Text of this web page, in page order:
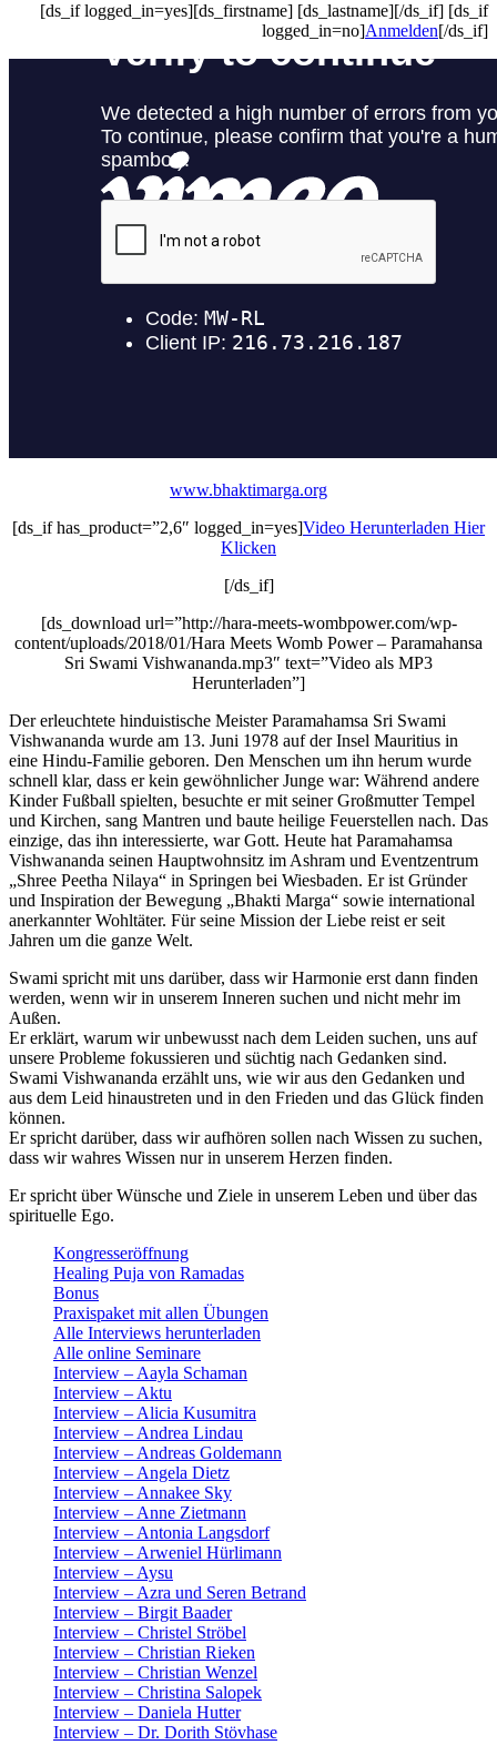
[ds_if logged_in=yes][ds_firstname] [ds_lastname][/ds_if] [ds_if
logged_in=no]Anmelden[/ds_if]
www.bhaktimarga.org
[ds_if has_product=”2,6″ logged_in=yes]Video Herunterladen Hier
Klicken
[/ds_if]
[ds_download url=”http://hara-meets-wombpower.com/wp-
content/uploads/2018/01/Hara Meets Womb Power – Paramahansa
Sri Swami Vishwananda.mp3″ text=”Video als MP3
Herunterladen”]
Der erleuchtete hinduistische Meister Paramahamsa Sri Swami
Vishwananda wurde am 13. Juni 1978 auf der Insel Mauritius in
eine Hindu-Familie geboren. Den Menschen um ihn herum wurde
schnell klar, dass er kein gewöhnlicher Junge war: Während andere
Kinder Fußball spielten, besuchte er mit seiner Großmutter Tempel
und Kirchen, sang Mantren und baute heilige Feuerstellen nach. Das
einzige, das ihn interessierte, war Gott. Heute hat Paramahamsa
Vishwananda seinen Hauptwohnsitz im Ashram und Eventzentrum
„Shree Peetha Nilaya“ in Springen bei Wiesbaden. Er ist Gründer
und Inspiration der Bewegung „Bhakti Marga“ sowie international
anerkannter Wohltäter. Für seine Mission der Liebe reist er seit
Jahren um die ganze Welt.
Swami spricht mit uns darüber, dass wir Harmonie erst dann finden
werden, wenn wir in unserem Inneren suchen und nicht mehr im
Außen.
Er erklärt, warum wir unbewusst nach dem Leiden suchen, uns auf
unsere Probleme fokussieren und süchtig nach Gedanken sind.
Swami Vishwananda erzählt uns, wie wir aus den Gedanken und
aus dem Leid hinaustreten und in den Frieden und das Glück finden
können.
Er spricht darüber, dass wir aufhören sollen nach Wissen zu suchen,
dass wir wahres Wissen nur in unserem Herzen finden.
Er spricht über Wünsche und Ziele in unserem Leben und über das
spirituelle Ego.
Kongresseröffnung
Healing Puja von Ramadas
Bonus
Praxispaket mit allen Übungen
Alle Interviews herunterladen
Alle online Seminare
Interview – Aayla Schaman
Interview – Aktu
Interview – Alicia Kusumitra
Interview – Andrea Lindau
Interview – Andreas Goldemann
Interview – Angela Dietz
Interview – Annakee Sky
Interview – Anne Zietmann
Interview – Antonia Langsdorf
Interview – Arweniel Hürlimann
Interview – Aysu
Interview – Azra und Seren Betrand
Interview – Birgit Baader
Interview – Christel Ströbel
Interview – Christian Rieken
Interview – Christian Wenzel
Interview – Christina Salopek
Interview – Daniela Hutter
Interview – Dr. Dorith Stövhase